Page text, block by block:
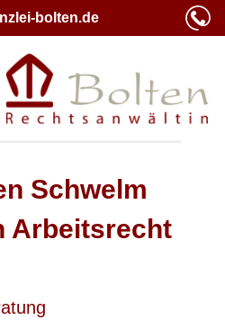
bolten.de
Schwelm
Arbeitsrecht